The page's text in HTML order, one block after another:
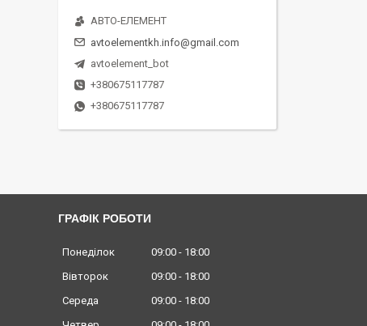
АВТО-ЕЛЕМЕНТ
avtoelementkh.info@gmail.com
avtoelement_bot
+380675117787
+380675117787
ГРАФІК РОБОТИ
Понеділок 09:00
18:00
Вівторок
09:00
18:00
Середа
09:00
18:00